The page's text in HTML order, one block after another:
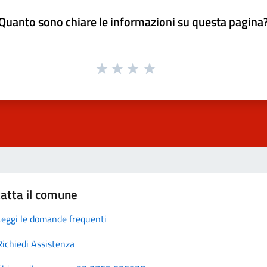
sono chiare le informazioni su questa
il comune
le domande frequenti
Assistenza